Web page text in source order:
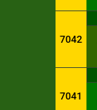
7042
7041